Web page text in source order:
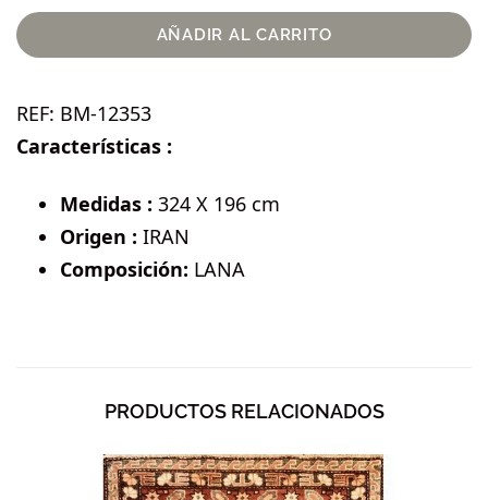
AÑADIR AL CARRITO
REF: BM-12353
Características :
Medidas : 324 X 196 cm
Origen : IRAN
Composición: LANA
PRODUCTOS RELACIONADOS